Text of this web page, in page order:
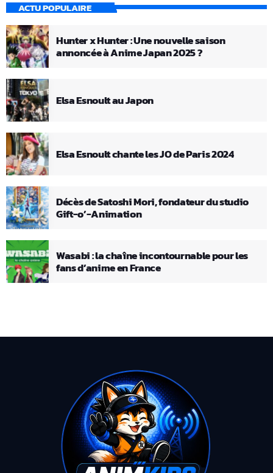
ACTU POPULAIRE
Hunter x Hunter : Une nouvelle saison
annoncée à Anime Japan 2025 ?
Elsa Esnoult au Japon
Elsa Esnoult chante les JO de Paris 2024
Décès de Satoshi Mori, fondateur du studio
Gift-o’-Animation
Wasabi : la chaîne incontournable pour les
fans d’anime en France